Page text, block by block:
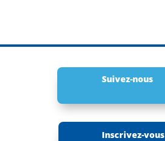
Suivez-nous
Inscrivez-vous